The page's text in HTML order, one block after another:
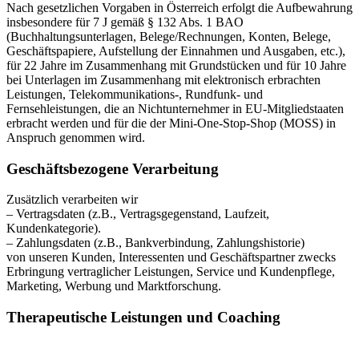
Nach gesetzlichen Vorgaben in Österreich erfolgt die Aufbewahrung
insbesondere für 7 J gemäß § 132 Abs. 1 BAO
(Buchhaltungsunterlagen, Belege/Rechnungen, Konten, Belege,
Geschäftspapiere, Aufstellung der Einnahmen und Ausgaben, etc.),
für 22 Jahre im Zusammenhang mit Grundstücken und für 10 Jahre
bei Unterlagen im Zusammenhang mit elektronisch erbrachten
Leistungen, Telekommunikations-, Rundfunk- und
Fernsehleistungen, die an Nichtunternehmer in EU-Mitgliedstaaten
erbracht werden und für die der Mini-One-Stop-Shop (MOSS) in
Anspruch genommen wird.
Geschäftsbezogene Verarbeitung
Zusätzlich verarbeiten wir
– Vertragsdaten (z.B., Vertragsgegenstand, Laufzeit,
Kundenkategorie).
– Zahlungsdaten (z.B., Bankverbindung, Zahlungshistorie)
von unseren Kunden, Interessenten und Geschäftspartner zwecks
Erbringung vertraglicher Leistungen, Service und Kundenpflege,
Marketing, Werbung und Marktforschung.
Therapeutische Leistungen und Coaching